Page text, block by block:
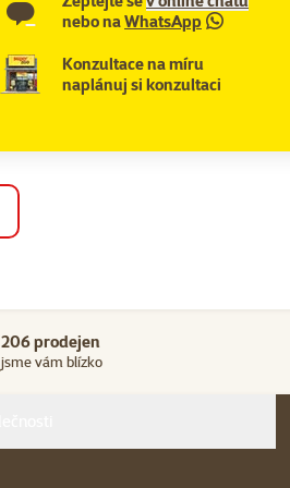
nebo naWhatsApp
Konzultace na míru
naplánuj si konzultaci
206 prodejen
jsme vám blízko